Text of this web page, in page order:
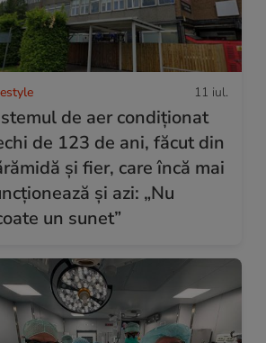
11 iul.
de aer condiționat
de 123 de ani, făcut din
și fier, care încă mai
și azi: „Nu
un sunet”